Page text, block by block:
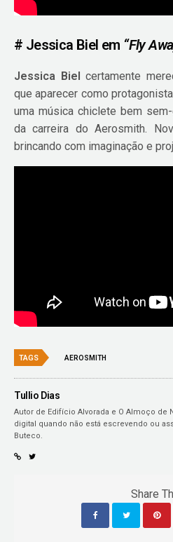
# Jessica Biel em “Fly
Jessica Biel certamente
que aparecer como
uma música chiclete bem
da carreira do Aerosmith.
brincando com imaginação e
TAGS AEROSMITH
Tullio Dias
Autor de Edifício Alvorada e O Almoço de
digital quando não está escrevendo ou
Buteco.
Share